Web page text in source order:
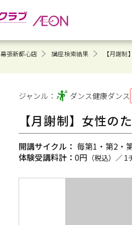
幕張新都心店 講座検索結果 【月謝
ジャンル： ダンス健康ダンス
【月謝制】女性の
開講サイクル： 毎第1・第2・
体験受講料計： 0円 （税込）／